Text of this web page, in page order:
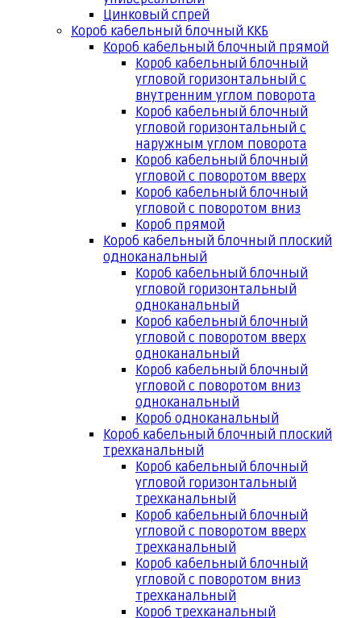
Цинковый спрей
Короб кабельный блочный ККБ
Короб кабельный блочный прямой
Короб кабельный блочный
угловой горизонтальный с
внутренним углом поворота
Короб кабельный блочный
угловой горизонтальный с
наружным углом поворота
Короб кабельный блочный
угловой с поворотом вверх
Короб кабельный блочный
угловой с поворотом вниз
Короб прямой
Короб кабельный блочный плоский
одноканальный
Короб кабельный блочный
угловой горизонтальный
одноканальный
Короб кабельный блочный
угловой с поворотом вверх
одноканальный
Короб кабельный блочный
угловой с поворотом вниз
одноканальный
Короб одноканальный
Короб кабельный блочный плоский
трехканальный
Короб кабельный блочный
угловой горизонтальный
трехканальный
Короб кабельный блочный
угловой с поворотом вверх
трехканальный
Короб кабельный блочный
угловой с поворотом вниз
трехканальный
Короб трехканальный